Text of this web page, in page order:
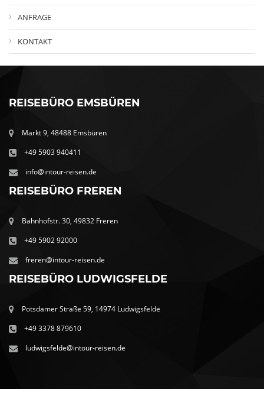
ANFRAGE
KONTAKT
REISEBÜRO EMSBÜREN
Markt 9, 48488 Emsbüren
+49 5903 940411
info@intour-reisen.de
REISEBÜRO FREREN
Bahnhofstr. 30, 49832 Freren
+49 5902 92000
freren@intour-reisen.de
REISEBÜRO LUDWIGSFELDE
Potsdamer Straße 59, 14974 Ludwigsfelde
+49 3378 879610
ludwigsfelde@intour-reisen.de